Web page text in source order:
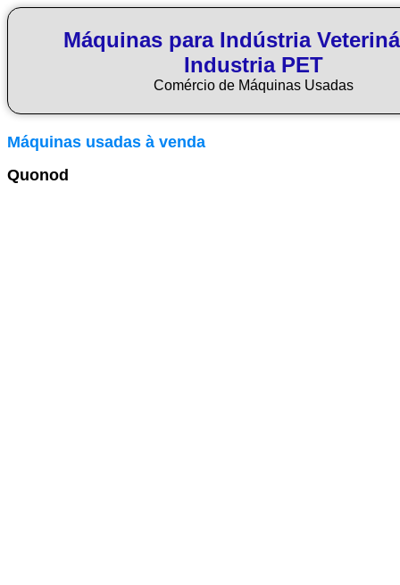
Máquinas para Indústria
Industria PET
Comércio de Máquinas Usadas
Máquinas usadas à venda
Quonod